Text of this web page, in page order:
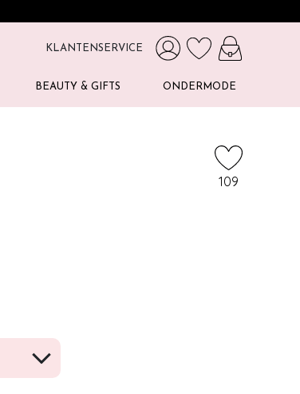
KLANTENSERVICE
BEAUTY & GIFTS ONDERMODE
109